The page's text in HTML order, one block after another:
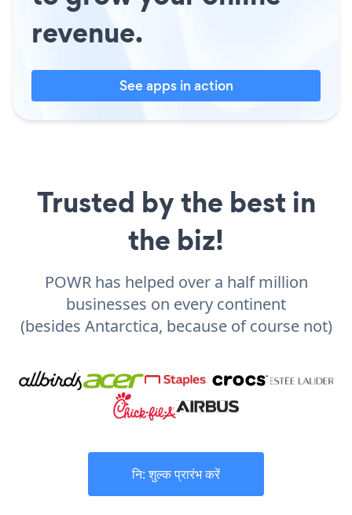
revenue.
See apps in action
Trusted by the best in
the biz!
POWR has helped over a half million
businesses on every continent
(besides Antarctica, because of course not)
नि: शुल्क प्रारंभ करें